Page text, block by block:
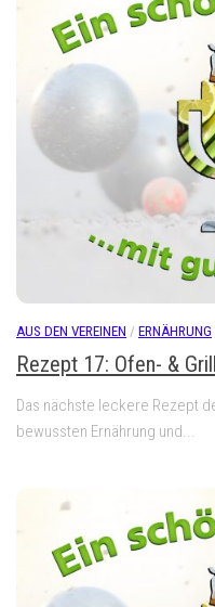
AUS DEN VEREINEN / ERNÄHRUNG
Rezept 17: Ofen- &
Das nächste leckere Rezept
bewussten Ernährung und...